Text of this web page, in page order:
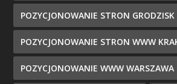
POZYCJONOWANIE STRON
POZYCJONOWANIE STRON WWW
POZYCJONOWANIE WWW WARSZAWA